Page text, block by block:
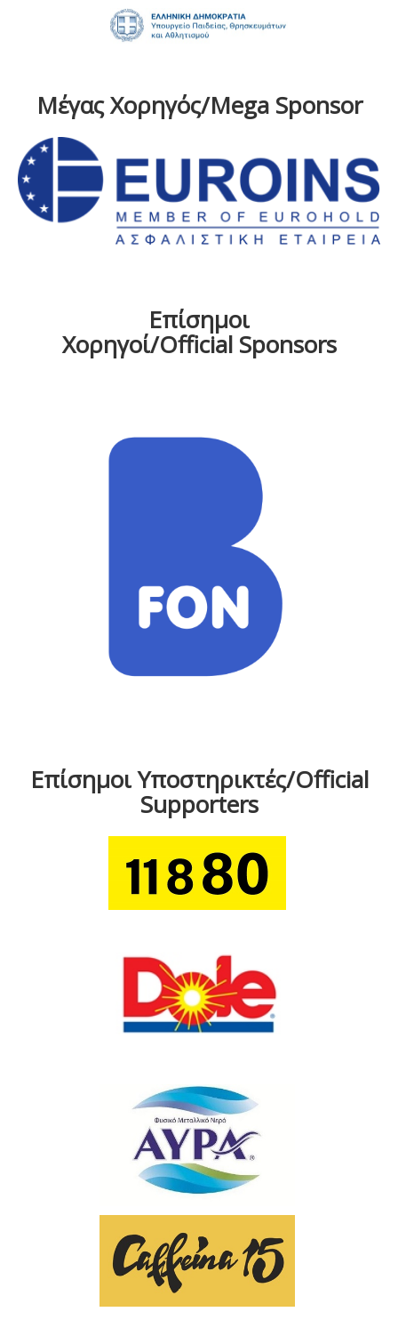
Μέγας Χορηγός/Mega Sponsor
Επίσημοι
Χορηγοί/Official Sponsors
Επίσημοι Υποστηρικτές/Official
Supporters